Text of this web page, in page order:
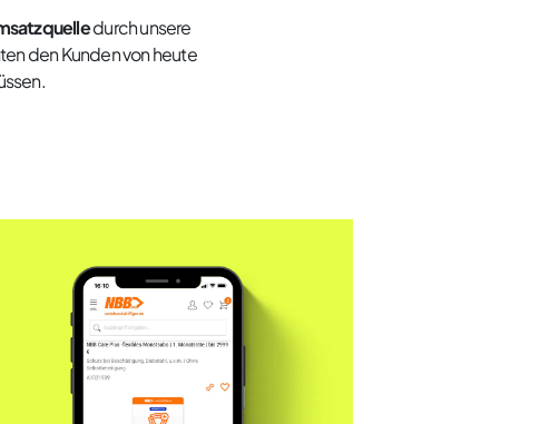
durch unsere
den Kunden von heute